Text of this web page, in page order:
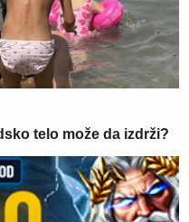
telo može da izdrži?